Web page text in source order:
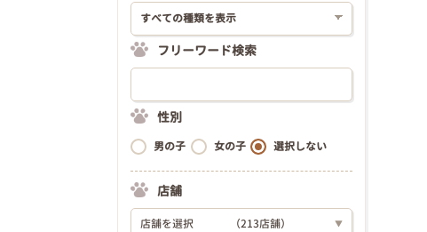
フリーワード検索
性別
男の子 女の子 選択しない
店舗
店舗を選択 （213店舗） ▼